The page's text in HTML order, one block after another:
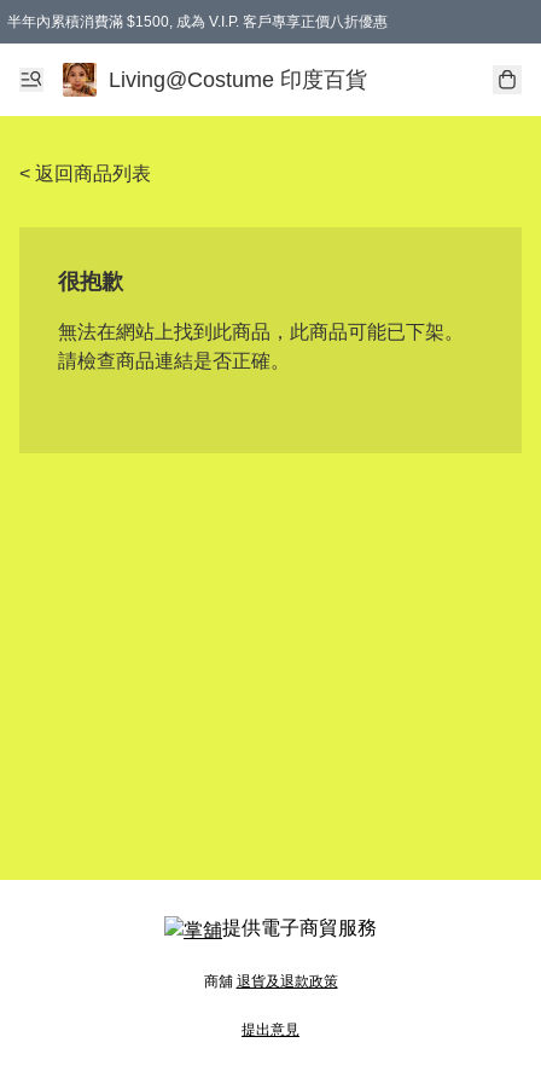
半年內累積消費滿 $1500, 成為 V.I.P. 客戶專享正價八折優惠
滿$600免本地運費
Living@Costume 印度百貨
< 返回商品列表
很抱歉
無法在網站上找到此商品，此商品可能已下架。
請檢查商品連結是否正確。
提供電子商貿服務
商舖 退貨及退款政策
提出意見